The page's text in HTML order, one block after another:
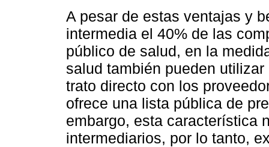
A pesar de estas ventajas y
intermedia el 40% de las
público de salud, en la
salud también pueden
trato directo con los
ofrece una lista pública de
embargo, esta característica
intermediarios, por lo tanto,